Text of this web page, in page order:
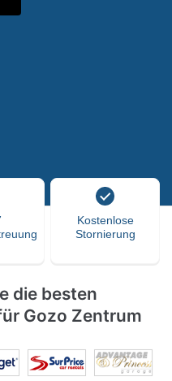
Kostenlose
Stornierung
die besten
Gozo Zentrum